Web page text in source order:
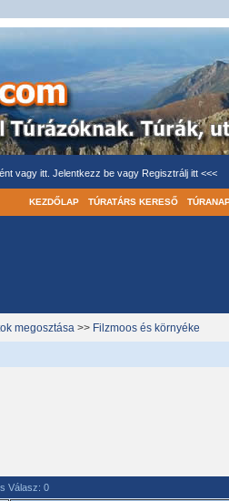
vagy itt. Jelentkezz be vagy Regisztrálj itt <<<
KEZDŐLAP TÚRATÁRS KERESŐ
megosztása >> Filzmoos és környéke
Válasz: 0